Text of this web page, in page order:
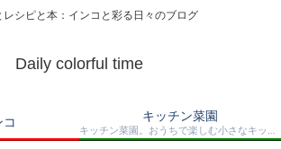
レシピと本：インコと彩る日々のブログ
Daily colorful time
コ キッチン菜園
キッチン菜園。おうちで楽しむ小さなキッチンガーデン。